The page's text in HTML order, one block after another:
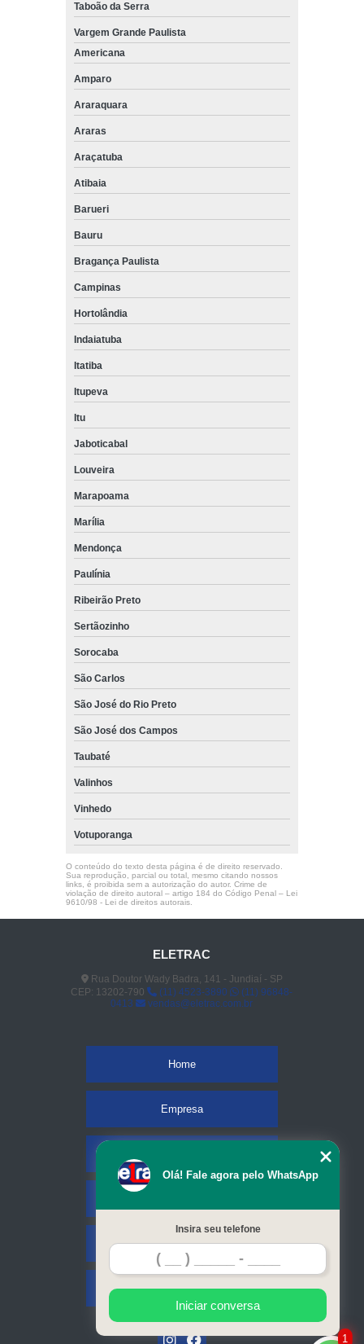
Taboão da Serra
Vargem Grande Paulista
Americana
Amparo
Araraquara
Araras
Araçatuba
Atibaia
Barueri
Bauru
Bragança Paulista
Campinas
Hortolândia
Indaiatuba
Itatiba
Itupeva
Itu
Jaboticabal
Louveira
Marapoama
Marília
Mendonça
Paulínia
Ribeirão Preto
Sertãozinho
Sorocaba
São Carlos
São José do Rio Preto
São José dos Campos
Taubaté
Valinhos
Vinhedo
Votuporanga
O conteúdo do texto desta página é de direito reservado.
Sua reprodução, parcial ou total, mesmo citando nossos
links, é proibida sem a autorização do autor. Crime de
violação de direito autoral – artigo 184 do Código Penal – Lei
9610/98 - Lei de direitos autorais.
ELETRAC
Rua Doutor Wady Badra, 141 - Jundiaí - SP
CEP: 13202-790
(11) 4523-3890
(11) 96848-
0413
vendas@eletrac.com.br
Home
Empresa
Contato
Mapa do site
1
Olá! Fale agora pelo WhatsApp
Insira seu telefone
Iniciar conversa